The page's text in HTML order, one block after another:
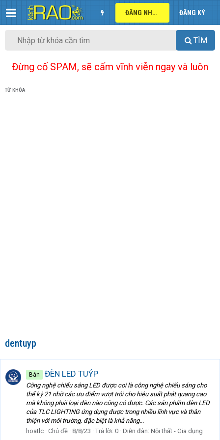
ĐĂNG NHẬP ĐĂNG KÝ
TÌM
Đừng cố SPAM, sẽ cấm vĩnh viễn ngay và luôn
TỪ KHÓA
dentuyp
Bán ĐÈN LED TUÝP
Công nghệ chiếu sáng LED được coi là công nghệ chiếu sáng cho
thế kỷ 21 nhờ các ưu điểm vượt trội cho hiệu suất phát quang cao
mà không phải loại đèn nào cũng có được. Các sản phẩm đèn LED
của TLC LIGHTING ứng dụng được trong nhiều lĩnh vực và thân
thiện với môi trường, đặc biệt là khả năng...
hoatlc Chủ đề 8/8/23 Trả lời: 0 Diễn đàn: Nội thất - Gia dụng